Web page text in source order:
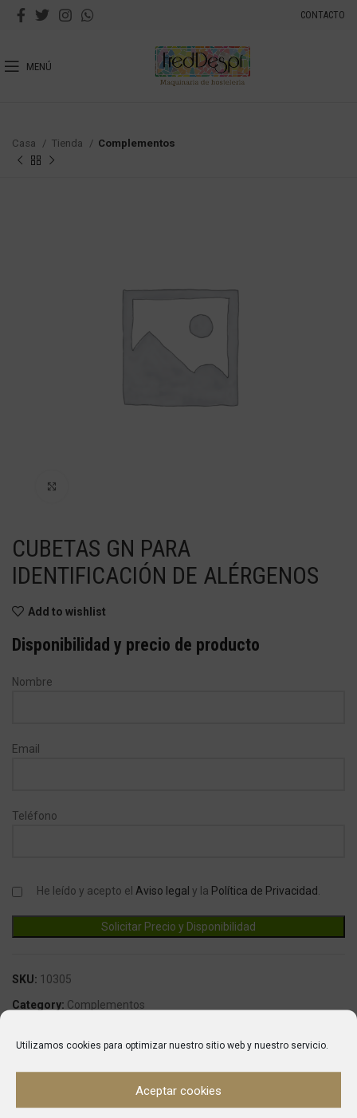
Utilizamos cookies para optimizar nuestro sitio web y nuestro servicio.
Aceptar cookies
CONTACTO
MENÚ
Casa Tienda Complementos
CUBETAS GN PARA
IDENTIFICACIÓN DE ALÉRGENOS
Add to wishlist
Disponibilidad y precio de producto
Nombre
Email
Teléfono
He leído y acepto el Aviso legal y la Política de Privacidad
SKU: 10305
Category: Complementos
La nueva linea de cubetas para identificación de alérgenos